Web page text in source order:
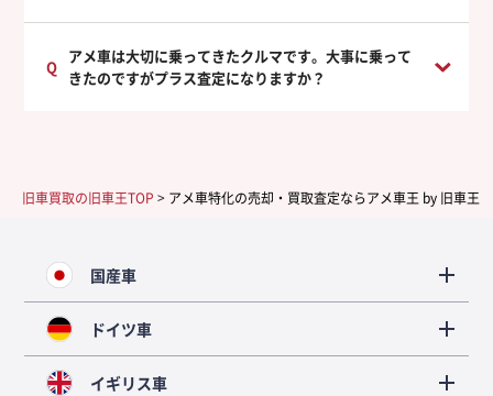
アメ車は大切に乗ってきたクルマです。大事に乗って
きたのですがプラス査定になりますか？
旧車買取の旧車王TOP > アメ車特化の売却・買取査定ならアメ車王 by 旧車王
国産車
ドイツ車
イギリス車